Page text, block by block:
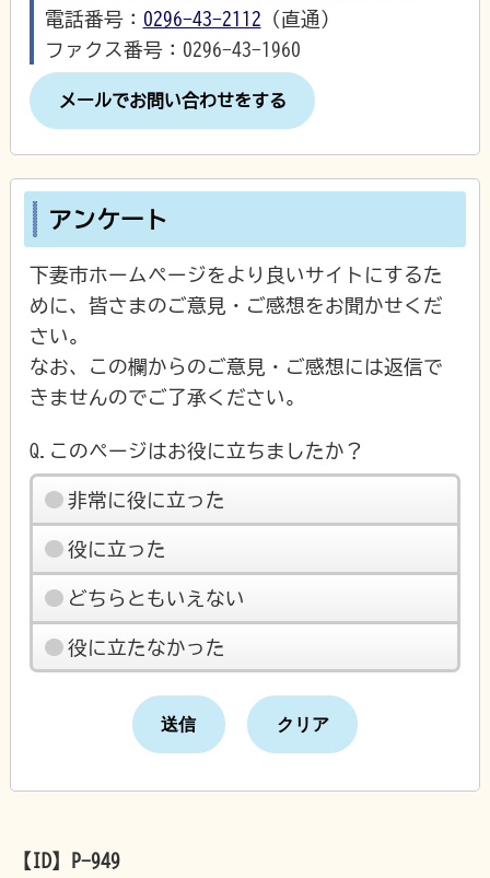
電話番号： 0296-43-2112 （直通）
ファクス番号：0296-43-1960
メールでお問い合わせをする
アンケート
下妻市ホームページをより良いサイトにするた
めに、皆さまのご意見・ご感想をお聞かせくだ
さい。
なお、この欄からのご意見・ご感想には返信で
きませんのでご了承ください。
Q.このページはお役に立ちましたか？
非常に役に立った
役に立った
どちらともいえない
役に立たなかった
【ID】 P-949